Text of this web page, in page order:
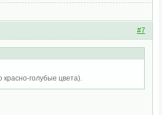
#7
красно-голубые цвета).